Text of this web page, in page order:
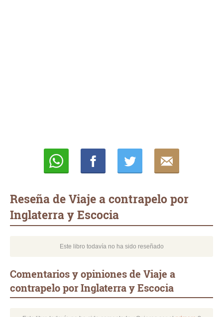
Reseña de Viaje a contrapelo por
Inglaterra y Escocia
Este libro todavía no ha sido reseñado
Comentarios y opiniones de Viaje a
contrapelo por Inglaterra y Escocia